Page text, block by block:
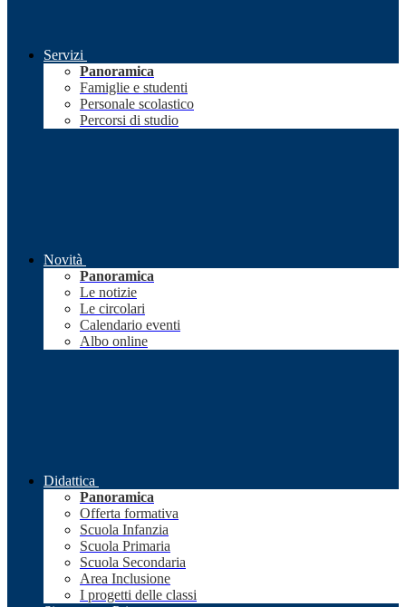
Servizi
Panoramica
Famiglie e studenti
Personale scolastico
Percorsi di studio
Novità
Panoramica
Le notizie
Le circolari
Calendario eventi
Albo online
Didattica
Panoramica
Offerta formativa
Scuola Infanzia
Scuola Primaria
Scuola Secondaria
Area Inclusione
I progetti delle classi